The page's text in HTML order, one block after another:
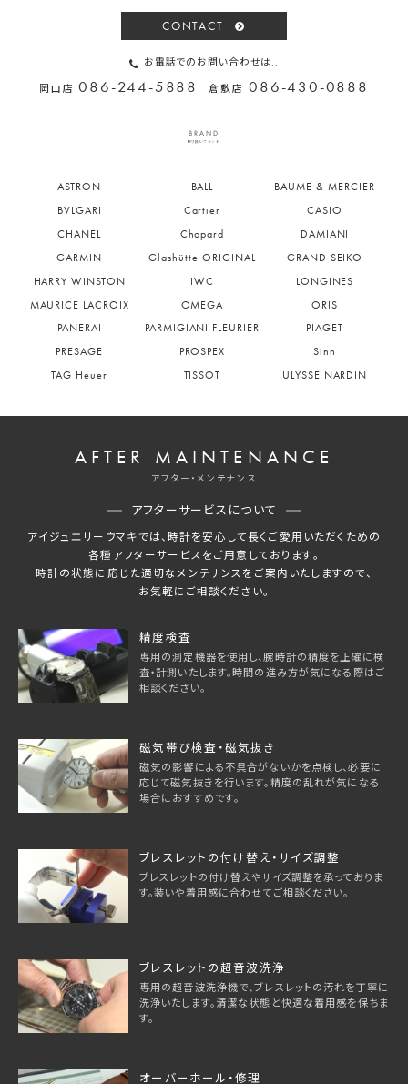
CONTACT
お電話でのお問い合わせは..
岡山店086-244-5888 倉敷店 086-430-0888
BRAND
取り扱いブランド
ASTRON BALL
BAUME & MERCIER
BVLGARI
Cartier
CASIO
CHANEL
Chopard
DAMIANI
GARMIN
Glashütte ORIGINAL
GRAND SEIKO
HARRY WINSTON
IWC
LONGINES
MAURICE LACROIX
OMEGA
ORIS
PANERAI
PARMIGIANI FLEURIER
PIAGET
PRESAGE
PROSPEX
Sinn
TAG Heuer
TISSOT ULYSSE NARDIN
AFTER MAINTENANCE
アフター・メンテナンス
アフターサービスについて
アイジュエリーウマキでは、時計を安心して長くご愛用いただくための
各種アフターサービスをご用意しております。
時計の状態に応じた適切なメンテナンスをご案内いたしますので、
お気軽にご相談ください。
精度検査
専用の測定機器を使用し、腕時計の精度を正確に検
査・計測いたします。時間の進み方が気になる際はご
相談ください。
磁気帯び検査・磁気抜き
磁気の影響による不具合がないかを点検し、必要に
応じて磁気抜きを行います。精度の乱れが気になる
場合におすすめです。
ブレスレットの付け替え・サイズ調整
ブレスレットの付け替えやサイズ調整を承っておりま
す。装いや着用感に合わせてご相談ください。
ブレスレットの超音波洗浄
専用の超音波洗浄機で、ブレスレットの汚れを丁寧に
洗浄いたします。清潔な状態と快適な着用感を保ちま
す。
オーバーホール・修理